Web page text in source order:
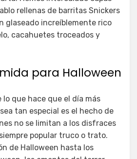
rellenas de barritas Snickers
glaseado increíblemente rico
cacahuetes troceados y
para Halloween
lo que hace que el día más
tan especial es el hecho de
no se limitan a los disfraces
popular truco o trato.
de Halloween hasta los